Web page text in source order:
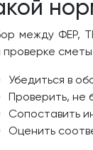
между ФЕР,
проверке
Убедиться в
Проверить, не
Сопоставить
Оценить